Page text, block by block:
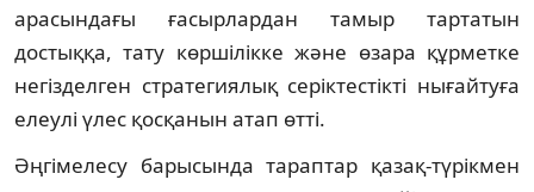
арасындағы ғасырлардан тамыр тартатын
достыққа, тату көршілікке және өзара құрметке
негізделген стратегиялық серіктестікті нығайтуға
елеулі үлес қосқанын атап өтті.
Әңгімелесу барысында тараптар қазақ-түрікмен